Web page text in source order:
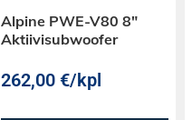
Alpine PWE-V80 8″
Aktiivisubwoofer
262,00€/kpl